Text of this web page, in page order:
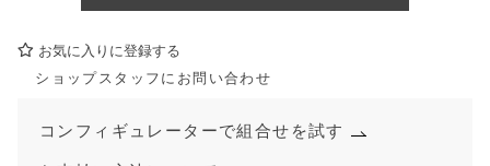
お気に入りに登録する
ショップスタッフにお問い合わせ
コンフィギュレーターで組合せを試す